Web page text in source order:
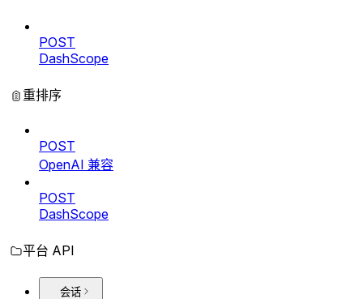
POST
DashScope
重排序
POST
OpenAI 兼容
POST
DashScope
平台 API
会话